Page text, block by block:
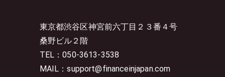
東京都渋谷区神宮前六丁目２３番４号
桑野ビル２階
TEL：050-3613-3538
MAIL：support@financeinjapan.com